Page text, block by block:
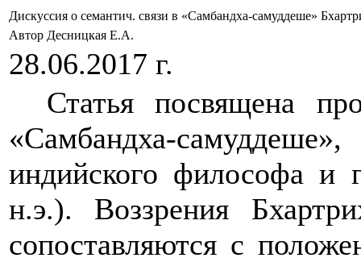
Дискуссия о семантич. связи в «Самбандха-самуддеше»
Автор Десницкая Е.А.
28.06.2017 г.
Статья посвящена
«Самбандха-
индийского философа и
н.э.). Воззрения
сопоставляются с